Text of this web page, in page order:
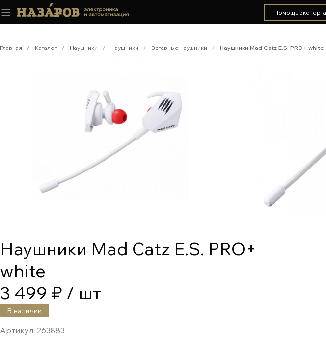
Помощь эксперта
Главная / Каталог / Наушники / Наушники / Вставные наушники / Наушники Mad Catz E.S. PRO+ white
Наушники Mad Catz E.S. PRO+
white
3 499 ₽ / шт
В наличии
Артикул: 263883